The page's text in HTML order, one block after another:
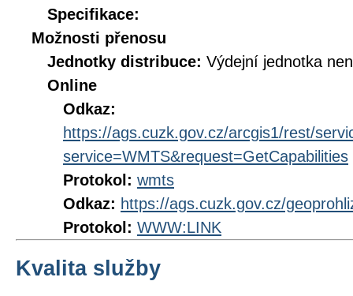
Specifikace:
Možnosti přenosu
Jednotky distribuce: Výdejní jednotka
Online
Odkaz:
https://ags.cuzk.gov.cz/arcgis1/rest/
service=WMTS&request=GetCapabilities
Protokol: wmts
Odkaz: https://ags.cuzk.gov.cz/
Protokol: WWW:LINK
Kvalita služby